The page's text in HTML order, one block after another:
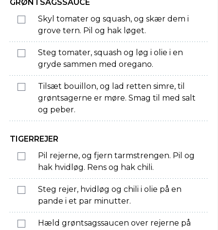
GRØNTSAGSSAUCE
Skyl tomater og squash, og skær dem i
grove tern. Pil og hak løget.
Steg tomater, squash og løg i olie i en
gryde sammen med oregano.
Tilsæt bouillon, og lad retten simre, til
grøntsagerne er møre. Smag til med salt
og peber.
TIGERREJER
Pil rejerne, og fjern tarmstrengen. Pil og
hak hvidløg. Rens og hak chili.
Steg rejer, hvidløg og chili i olie på en
pande i et par minutter.
Hæld grøntsagssaucen over rejerne på